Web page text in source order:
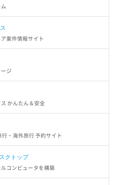
案件情報サイト
ジ
かんたん＆安全
・海外旅行 予約サイト
クトップ
コンピュータを構築